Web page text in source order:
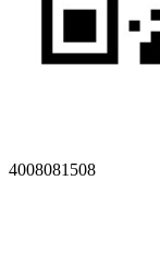
4008081508